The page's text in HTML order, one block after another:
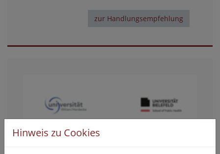
zur Handlungsempfehlung
Hinweis zu Cookies